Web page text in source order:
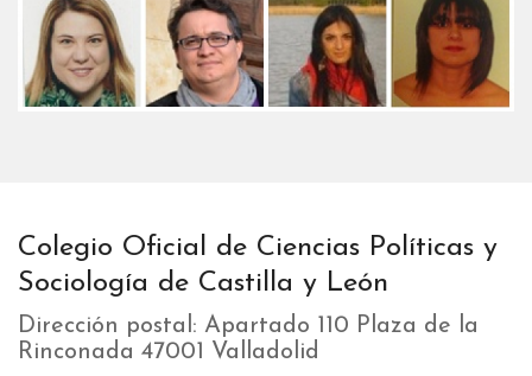
Colegio Oficial de Ciencias Políticas y
Sociología de Castilla y León
Dirección postal: Apartado 110 Plaza de la
Rinconada 47001 Valladolid